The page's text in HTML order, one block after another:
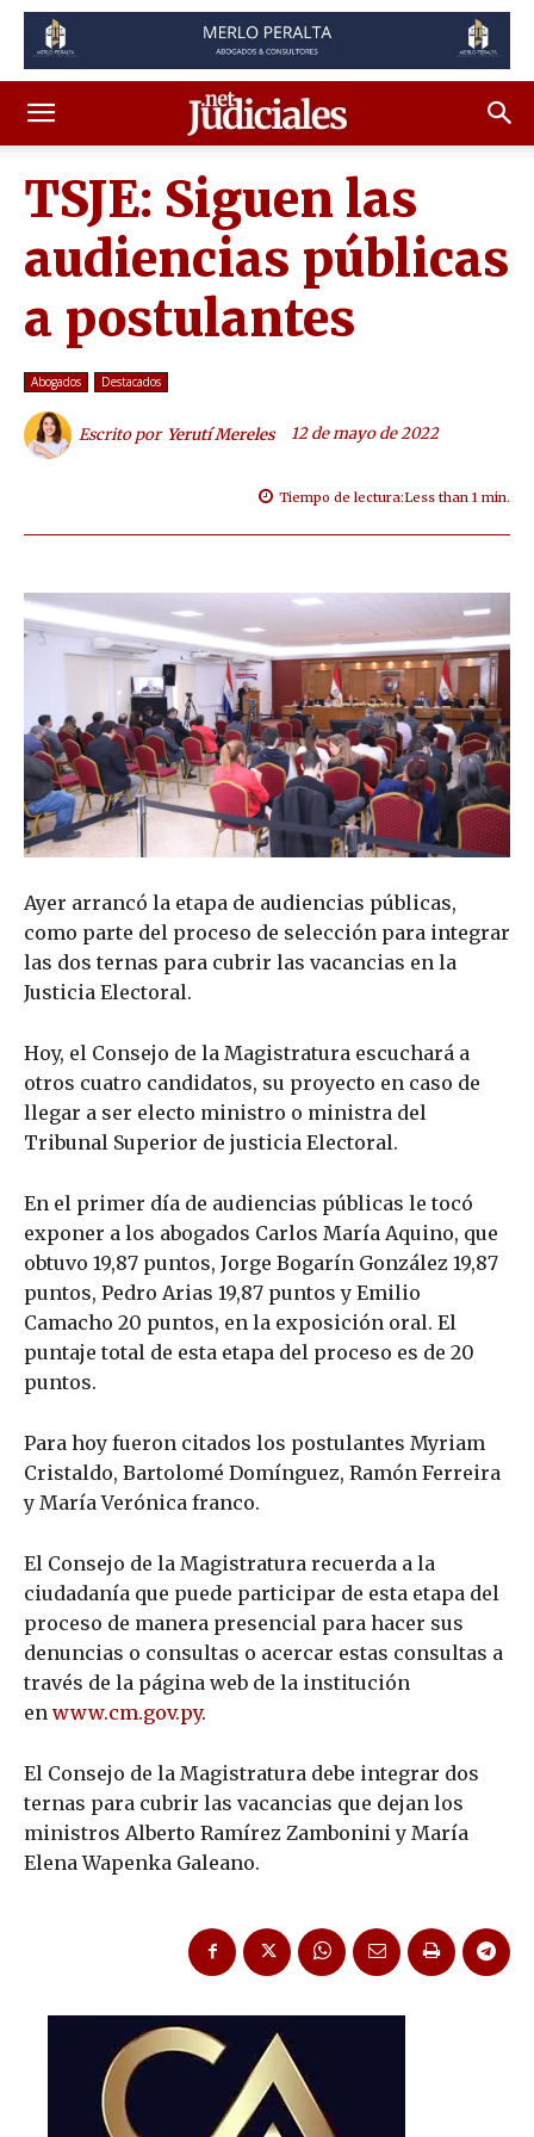
TSJE: Siguen las
audiencias públicas
a postulantes
Abogados Destacados
Escrito por Yerutí Mereles 12 de mayo de 2022
Tiempo de lectura:Less than 1 min.
Ayer arrancó la etapa de audiencias públicas,
como parte del proceso de selección para integrar
las dos ternas para cubrir las vacancias en la
Justicia Electoral.
Hoy, el Consejo de la Magistratura escuchará a
otros cuatro candidatos, su proyecto en caso de
llegar a ser electo ministro o ministra del
Tribunal Superior de justicia Electoral.
En el primer día de audiencias públicas le tocó
exponer a los abogados Carlos María Aquino, que
obtuvo 19,87 puntos, Jorge Bogarín González 19,87
puntos, Pedro Arias 19,87 puntos y Emilio
Camacho 20 puntos, en la exposición oral. El
puntaje total de esta etapa del proceso es de 20
puntos.
Para hoy fueron citados los postulantes Myriam
Cristaldo, Bartolomé Domínguez, Ramón Ferreira
y María Verónica franco.
El Consejo de la Magistratura recuerda a la
ciudadanía que puede participar de esta etapa del
proceso de manera presencial para hacer sus
denuncias o consultas o acercar estas consultas a
través de la página web de la institución
en www.cm.gov.py.
El Consejo de la Magistratura debe integrar dos
ternas para cubrir las vacancias que dejan los
ministros Alberto Ramírez Zambonini y María
Elena Wapenka Galeano.